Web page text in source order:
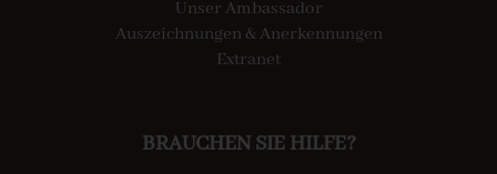
Unser Ambassador
Auszeichnungen & Anerkennungen
Extranet
BRAUCHEN SIE HILFE?